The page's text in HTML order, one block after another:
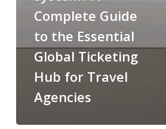
Complete Guide
to the Essential
Global Ticketing
Hub for Travel
Agencies